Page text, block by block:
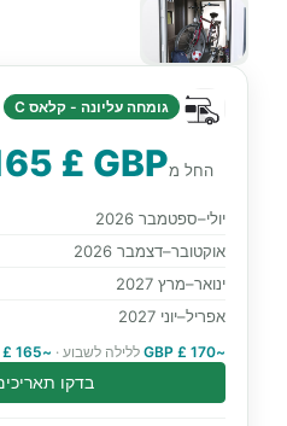
גומחה עליונה - קלאס C
החל מ£ GBP
יולי–ספטמבר 2026
אוקטובר–דצמבר 2026
ינואר–מרץ 2027
אפריל–יוני 2027
~170 £ GBP ללילה לשבוע · ~165 £ GBP
בדקו